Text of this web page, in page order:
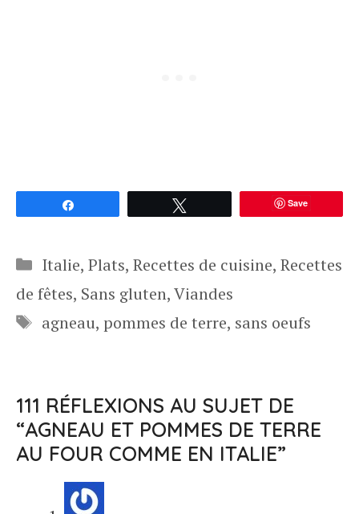
Save
Catégories
Italie, Plats, Recettes de cuisine, Recettes
de fêtes, Sans gluten,Viandes
Étiquettes
agneau, pommes de terre, sans oeufs
111 RÉFLEXIONS AU SUJET DE
“AGNEAU ET POMMES DE TERRE
AU FOUR COMME EN ITALIE”